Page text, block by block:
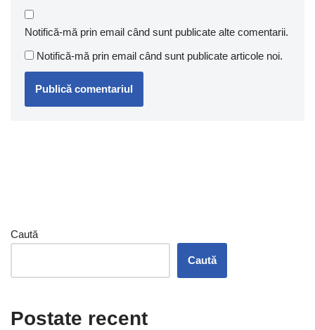
Notifică-mă prin email când sunt publicate alte comentarii.
Notifică-mă prin email când sunt publicate articole noi.
Caută
Caută
Postate recent